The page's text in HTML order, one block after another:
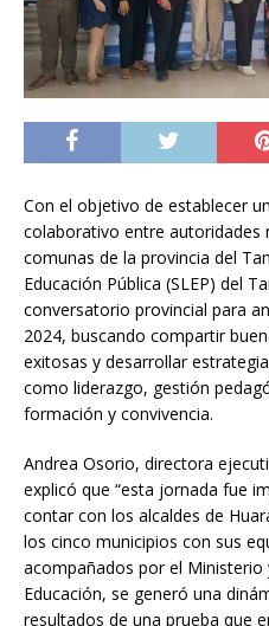
Con el objetivo de establecer
colaborativo entre autoridades
comunas de la provincia del
Educación Pública (SLEP) del
conversatorio provincial para
2024, buscando compartir
exitosas y desarrollar
como liderazgo, gestión
formación y convivencia.
Andrea Osorio, directora
explicó que “esta jornada fue
contar con los alcaldes de
los cinco municipios con sus
acompañados por el Ministerio
Educación, se generó una
resultados de una prueba que